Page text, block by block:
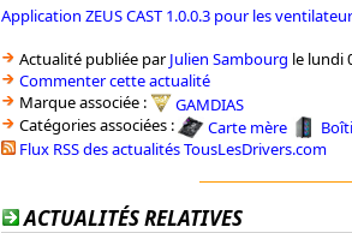
Application ZEUS CAST 1.0.0.3 pour les
Actualité publiée parJulien Sambourg le lundi
Commenter cette actualité
Marque associée :
GAMDIAS
Catégories associées :
Carte mère
Flux RSS des actualités TousLesDrivers.com
ACTUALITÉS RELATIVES